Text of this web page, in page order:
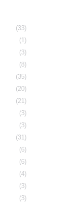
(33)
(1)
(3)
(8)
(35)
(20)
(21)
(3)
(3)
(31)
(6)
(6)
(4)
(3)
(3)